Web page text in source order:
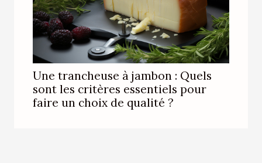
Une trancheuse à jambon : Quels
sont les critères essentiels pour
faire un choix de qualité ?